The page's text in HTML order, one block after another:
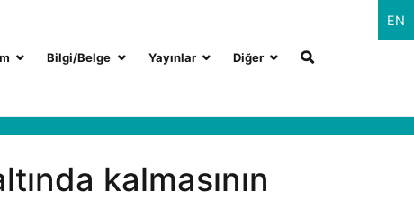
EN
Bilgi/Belge Yayınlar Diğer
kalmasının